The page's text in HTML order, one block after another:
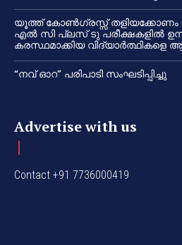
യൂത്ത് കോൺഗ്രസ്സ് തളിയക്കോണം
എൽ സി പ്ലസ് ടു പരീക്ഷകളിൽ
കരസ്ഥമാക്കിയ വിദ്യാർത്ഥികളെ
“നവ് ഓറ” പരിപാടി സംഘടിപ്പിച്ചു
Advertise with us
Contact +91 7736000419